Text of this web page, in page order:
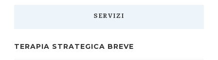
SERVIZI
TERAPIA STRATEGICA BREVE